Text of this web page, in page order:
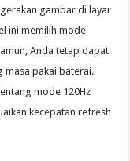
gambar di layar
ini memilih mode
Anda tetap dapat
masa pakai baterai.
mode 120Hz
kecepatan refresh